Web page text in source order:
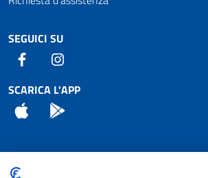
SEGUICI SU
Facebook
SCARICA L'APP
App Store